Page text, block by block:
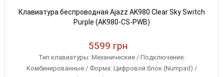
Клавиатура беспроводная Ajazz AK980 Clear Sky Switch
Purple (AK980-CS-PWB)
5599 грн
Тип клавиатуры: Механические / Подключение:
Комбинированные / Форма: Цифровой блок (Numpad) /